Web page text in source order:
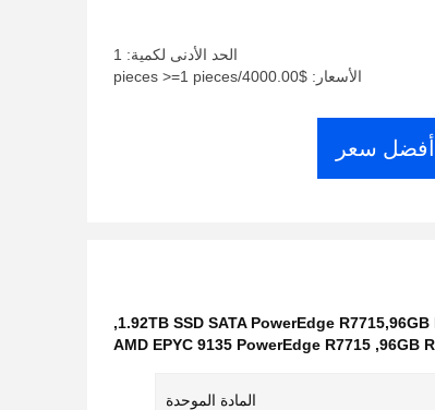
الحد الأدنى لكمية: 1
الأسعار: $4000.00/pieces >=1 pieces
سعر
1.92TB SSD SATA PowerEdge
,
96GB
,
AMD EPYC 9135 PowerEdge R7715
المادة الموحدة